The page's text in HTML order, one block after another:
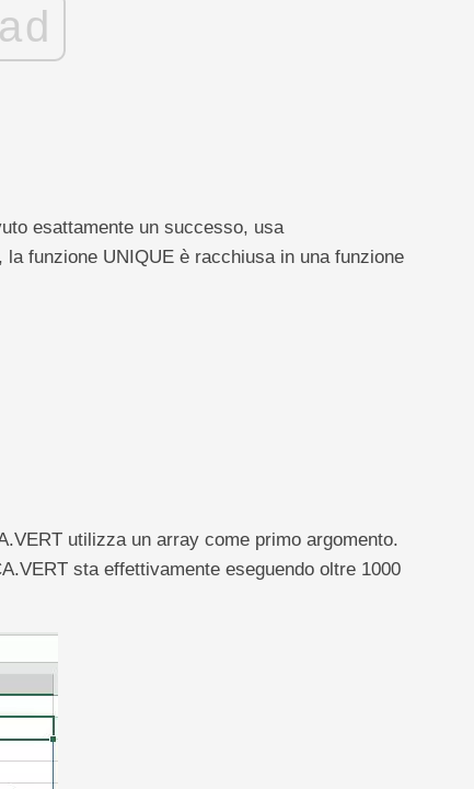
ad
esattamente un successo, usa
la funzione UNIQUE è racchiusa in una funzione
utilizza un array come primo argomento.
sta effettivamente eseguendo oltre 1000